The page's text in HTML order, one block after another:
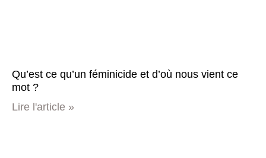
Qu’est ce qu’un féminicide et d’où nous vient ce
mot ?
Lire l'article »